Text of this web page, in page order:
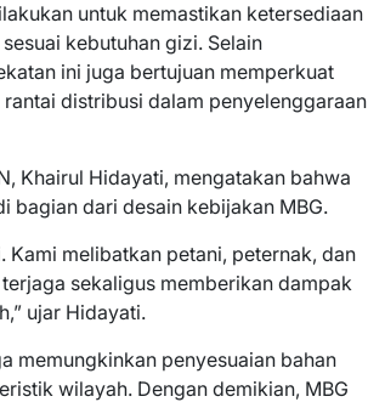
untuk memastikan ketersediaan
kebutuhan gizi. Selain
ini juga bertujuan memperkuat
distribusi dalam penyelenggaraan
Khairul Hidayati, mengatakan bahwa
bagian dari desain kebijakan MBG.
Kami melibatkan petani, peternak, dan
sekaligus memberikan dampak
ujar Hidayati.
memungkinkan penyesuaian bahan
wilayah. Dengan demikian, MBG